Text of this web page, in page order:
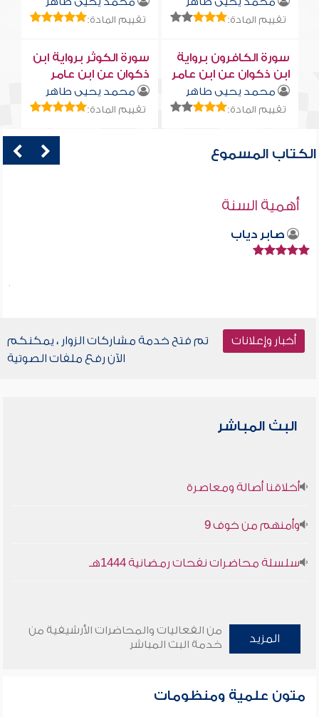
تقييم المادة: تقييم المادة:
سورة الكافرون برواية
ابن ذكوان عن ابن عامر
محمد يحيى طاهر
تقييم المادة:
سورة الكوثر برواية ابن
ذكوان عن ابن عامر
محمد يحيى طاهر
تقييم المادة:
الكتاب المسموع
أهمية السنة
صابر دياب
أخبار وإعلانات
تم فتح خدمة مشاركات الزوار ، يمكنكم
الآن رفع ملفات الصوتية
البث المباشر
أخلاقنا أصالة ومعاصرة
وأمنهم من خوف 9
سلسلة محاضرات نفحات رمضانية 1444هـ
المزيد
من الفعاليات والمحاضرات الأرشيفية من
خدمة البث المباشر
متون علمية ومنظومات